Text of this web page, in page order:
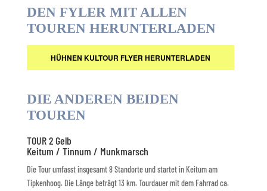
DEN FYLER MIT ALLEN
TOUREN HERUNTERLADEN
HÜHNEN KULTOUR FLYER HERUNTERLADEN
DIE ANDEREN BEIDEN
TOUREN
TOUR 2 Gelb
Keitum / Tinnum / Munkmarsch
Die Tour umfasst insgesamt 8 Standorte und startet in Keitum am
Tipkenhoog. Die Länge beträgt 13 km. Tourdauer mit dem Fahrrad ca.